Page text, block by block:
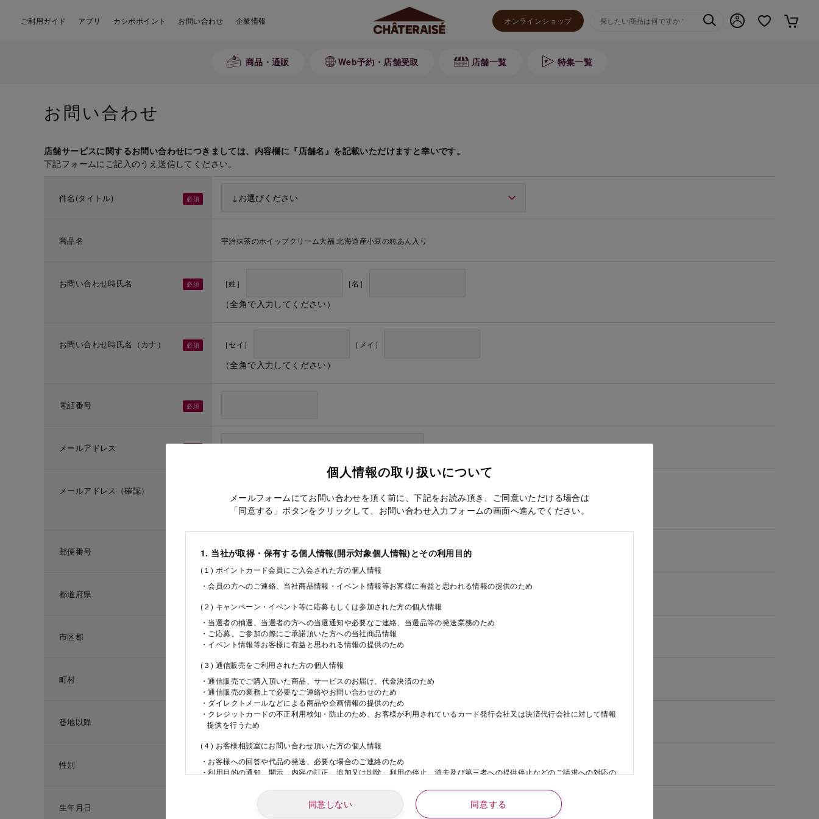
ご利用ガイド アプリ カシポポイント お問い合わせ 企業情報 オンラインショップ
商品・通販 Web予約・店舗受取 店舗一覧 特集一覧
お問い合わせ
店舗サービスに関するお問い合わせにつきましては、内容欄に『店舗名』を記載いただけますと幸いです。
下記フォームにご記入のうえ送信してください。
個人情報の取り扱いについて
メールフォームにてお問い合わせを頂く前に、下記をお読み頂き、ご同意いただける場合は
「同意する」ボタンをクリックして、お問い合わせ入力フォームの画面へ進んでください。
1. 当社が取得・保有する個人情報(開示対象個人情報)とその利用目的
(１) ポイントカード会員にご入会された方の個人情報
・会員の方へのご連絡、当社商品情報・イベント情報等お客様に有益と思われる情報の提供のため
(２) キャンペーン・イベント等に応募もしくは参加された方の個人情報
・当選者の抽選、当選者の方への当選通知や必要なご連絡、当選品等の発送業務のため
・ご応募、ご参加の際にご承諾頂いた方への当社商品情報
・イベント情報等お客様に有益と思われる情報の提供のため
(３) 通信販売をご利用された方の個人情報
・通信販売でご購入頂いた商品、サービスのお届け、代金決済のため
・通信販売の業務上で必要なご連絡やお問い合わせのため
・ダイレクトメールなどによる商品や企画情報の提供のため
・クレジットカードの不正利用検知・防止のため、お客様が利用されているカード発行会社又は決済代行会社に対して情報
提供を行うため
(４) お客様相談室にお問い合わせ頂いた方の個人情報
・お客様への回答や代品の発送、必要な場合のご連絡のため
・利用目的の通知、開示、内容の訂正、追加又は削除、利用の停止、消去及び第三者への提供停止などのご請求への対応の
(５) 当社の採用活動にご応募された方の個人情報
同意しない 同意する
件名(タイトル)
商品名 宇治抹茶のホイップクリーム大福 北海道産小豆の粒あん入り
お問い合わせ時氏名 ［姓］ ［名］
（全角で入力してください）
お問い合わせ時氏名（カナ） ［セイ］ ［メイ］
（全角で入力してください）
電話番号
メールアドレス
メールアドレス（確認）
（メールアドレス確認のため再度入力をお願いします）
郵便番号
都道府県
市区郡
町村
番地以降
性別
生年月日 年